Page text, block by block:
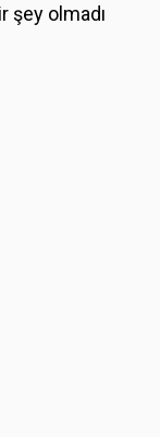
şey olmadı